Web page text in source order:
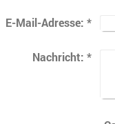
E-Mail-Adresse: *
Nachricht: *